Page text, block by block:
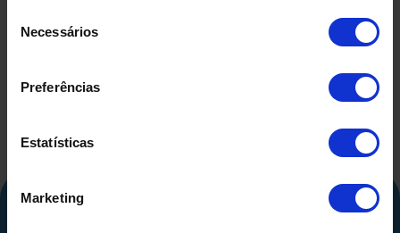
Necessários
Preferências
Estatísticas
Marketing
500